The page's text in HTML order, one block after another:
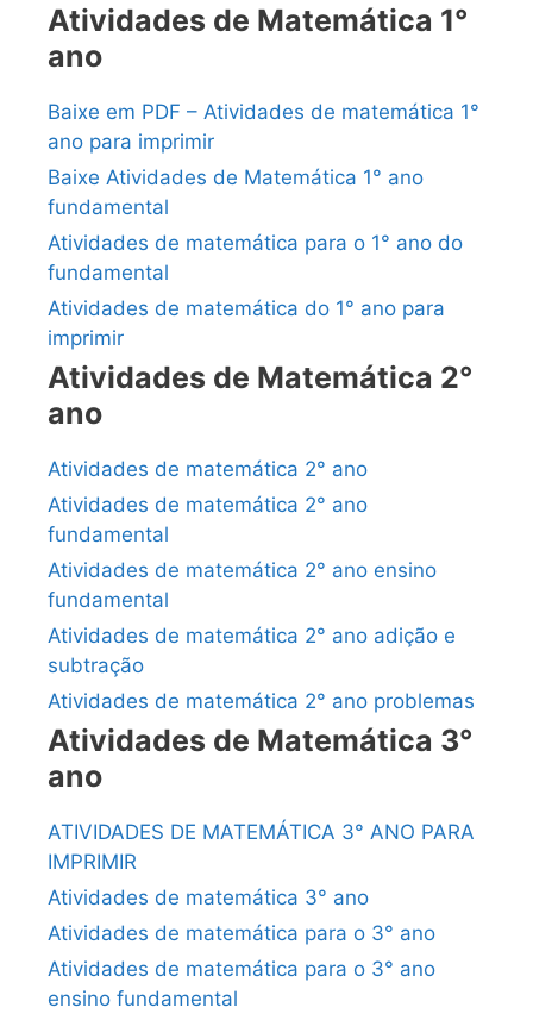
Atividades de Matemática 1°
ano
Baixe em PDF – Atividades de matemática 1°
ano para imprimir
Baixe Atividades de Matemática 1° ano
fundamental
Atividades de matemática para o 1° ano do
fundamental
Atividades de matemática do 1° ano para
imprimir
Atividades de Matemática 2°
ano
Atividades de matemática 2° ano
Atividades de matemática 2° ano
fundamental
Atividades de matemática 2° ano ensino
fundamental
Atividades de matemática 2° ano adição e
subtração
Atividades de matemática 2° ano problemas
Atividades de Matemática 3°
ano
ATIVIDADES DE MATEMÁTICA 3° ANO PARA
IMPRIMIR
Atividades de matemática 3° ano
Atividades de matemática para o 3° ano
Atividades de matemática para o 3° ano
ensino fundamental